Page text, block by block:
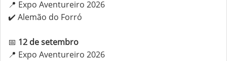
📍 Expo Aventureiro 2026
✔️ Alemão do Forró
📅 12 de setembro
📍 Expo Aventureiro 2026